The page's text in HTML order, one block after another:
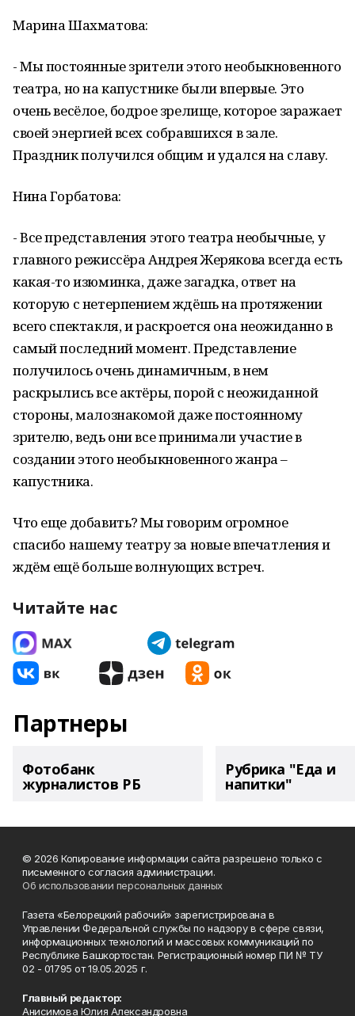
Марина Шахматова:
- Мы постоянные зрители этого необыкновенного
театра, но на капустнике были впервые. Это
очень весёлое, бодрое зрелище, которое заражает
своей энергией всех собравшихся в зале.
Праздник получился общим и удался на славу.
Нина Горбатова:
- Все представления этого театра необычные, у
главного режиссёра Андрея Жерякова всегда есть
какая-то изюминка, даже загадка, ответ на
которую с нетерпением ждёшь на протяжении
всего спектакля, и раскроется она неожиданно в
самый последний момент. Представление
получилось очень динамичным, в нем
раскрылись все актёры, порой с неожиданной
стороны, малознакомой даже постоянному
зрителю, ведь они все принимали участие в
создании этого необыкновенного жанра –
капустника.
Что еще добавить? Мы говорим огромное
спасибо нашему театру за новые впечатления и
ждём ещё больше волнующих встреч.
Читайте нас
Партнеры
Фотобанк
журналистов РБ
Рубрика "Еда и
напитки"
© 2026 Копирование информации сайта разрешено только с
письменного согласия администрации.
Об использовании персональных данных
Газета «Белорецкий рабочий» зарегистрирована в
Управлении Федеральной службы по надзору в сфере связи,
информационных технологий и массовых коммуникаций по
Республике Башкортостан. Регистрационный номер ПИ № ТУ
02 - 01795 от 19.05.2025 г.
Главный редактор:
Анисимова Юлия Александровна